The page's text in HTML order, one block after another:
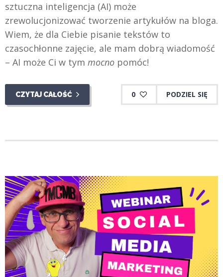
sztuczna inteligencja (AI) może
zrewolucjonizować tworzenie artykułów na bloga.
Wiem, że dla Ciebie pisanie tekstów to
czasochłonne zajęcie, ale mam dobrą wiadomość
– AI może Ci w tym mocno pomóc!
CZYTAJ CAŁOŚĆ 0 PODZIEL SIĘ